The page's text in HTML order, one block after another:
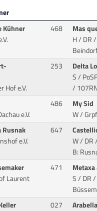
Kühner
468
Mas
H / DR
Hof e.V.
253
Delta
S /
/
e.V.
486
My Sid
W /
Rusnak
e.V.
647
W / DR
B:
Laurent
471
Metaxa
S / DR
027